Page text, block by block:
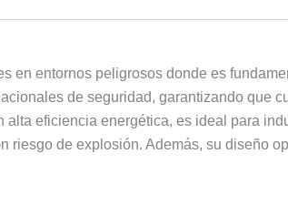
en entornos peligrosos donde es
de seguridad, garantizando que
eficiencia energética, es ideal para
de explosión. Además, su diseño